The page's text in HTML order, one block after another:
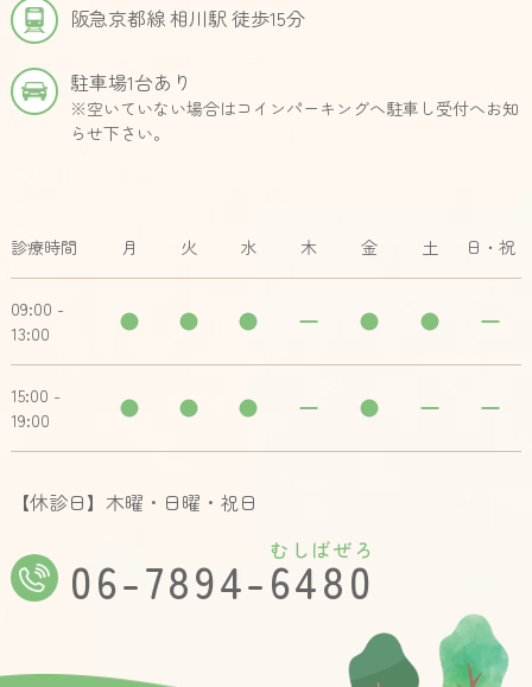
阪急京都線 相川駅 徒歩15分
駐車場1台あり
※空いていない場合はコインパーキングへ駐車し受付へお知
らせ下さい。
診療時間 月 火 水 木 金 土 日・祝
09:00 -
13:00
15:00 -
19:00
【休診日】木曜・日曜・祝日
06-7894-6480
むしばぜろ